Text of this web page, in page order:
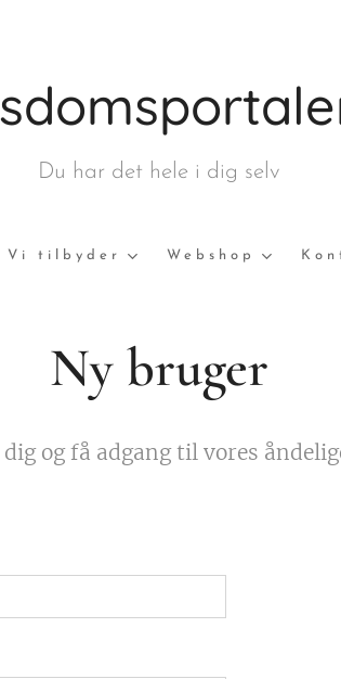
Du har det hele i dig selv
Vi tilbyder Webshop
Ny bruger
og få adgang til vores